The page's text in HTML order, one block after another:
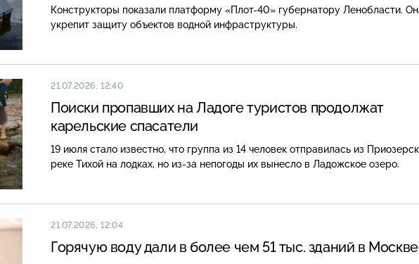
Конструкторы показали платформу «Плот-40» губернатору Ленобласти.
укрепит защиту объектов водной инфраструктуры.
21.07.2026, 12:40
Поиски пропавших на Ладоге туристов продолжат
карельские спасатели
19 июля стало известно, что группа из 14 человек отправилась из
реке Тихой на лодках, но из-за непогоды их вынесло в Ладожское озеро.
21.07.2026, 12:04
Горячую воду дали в более чем 51 тыс. зданий в Москве